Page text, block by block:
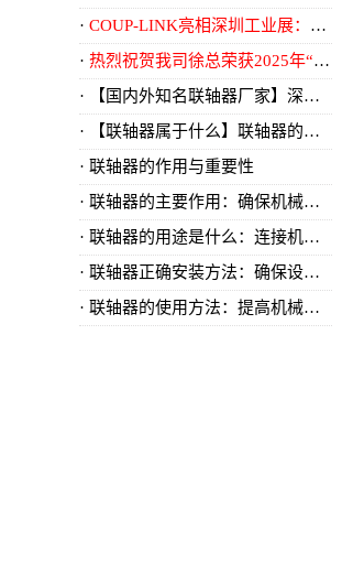
COUP-LINK亮相深圳工业展：以精密传动，致敬智造时代
热烈祝贺我司徐总荣获2025年“南沙区优秀民营企业家”称号
【国内外知名联轴器厂家】深入解析：国内外知名联轴器厂家及其创新技术
【联轴器属于什么】联轴器的分类与应用领域详解
联轴器的作用与重要性
​联轴器的主要作用：确保机械传动的稳定性
​联轴器的用途是什么：连接机械元件的关键组件
​联轴器正确安装方法：确保设备稳定运行的关键
​联轴器的使用方法：提高机械传动效率的关键